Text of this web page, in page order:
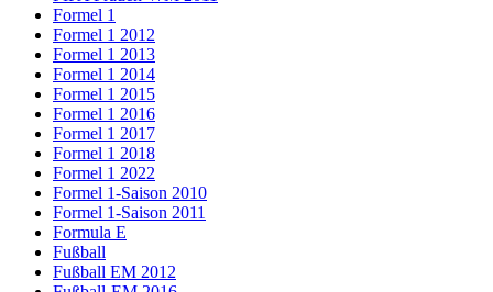
Formel 1
Formel 1 2012
Formel 1 2013
Formel 1 2014
Formel 1 2015
Formel 1 2016
Formel 1 2017
Formel 1 2018
Formel 1 2022
Formel 1-Saison 2010
Formel 1-Saison 2011
Formula E
Fußball
Fußball EM 2012